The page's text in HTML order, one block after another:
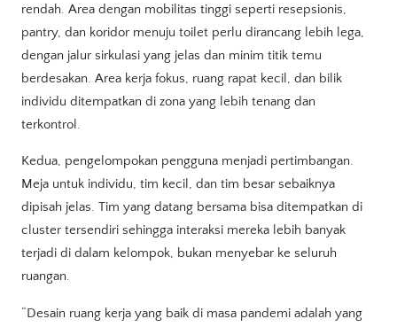
rendah. Area dengan mobilitas tinggi seperti resepsionis,
pantry, dan koridor menuju toilet perlu dirancang lebih lega,
dengan jalur sirkulasi yang jelas dan minim titik temu
berdesakan. Area kerja fokus, ruang rapat kecil, dan bilik
individu ditempatkan di zona yang lebih tenang dan
terkontrol.
Kedua, pengelompokan pengguna menjadi pertimbangan.
Meja untuk individu, tim kecil, dan tim besar sebaiknya
dipisah jelas. Tim yang datang bersama bisa ditempatkan di
cluster tersendiri sehingga interaksi mereka lebih banyak
terjadi di dalam kelompok, bukan menyebar ke seluruh
ruangan.
“Desain ruang kerja yang baik di masa pandemi adalah yang